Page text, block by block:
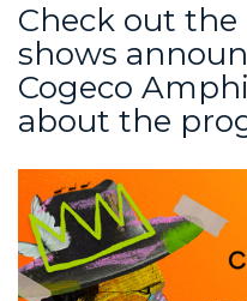
Check out the
shows
Cogeco
about the